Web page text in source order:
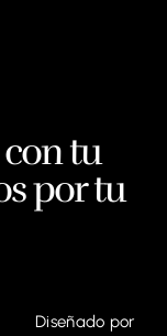
tu
por tu
Diseñado por